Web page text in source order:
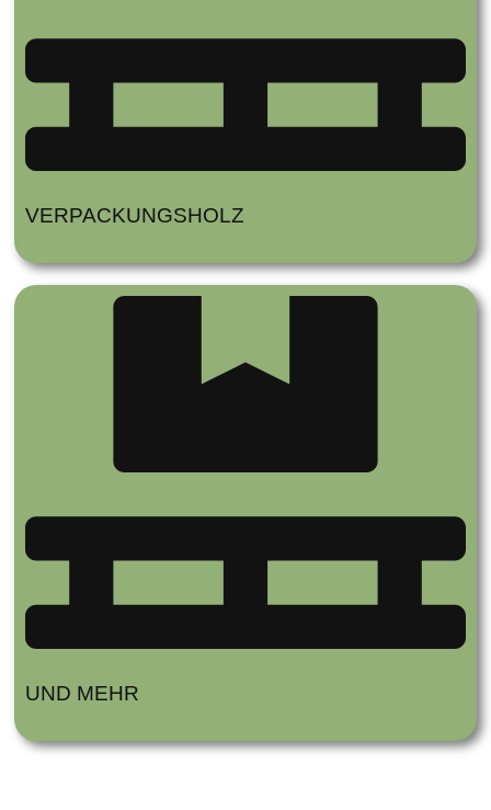
VERPACKUNGSHOLZ
UND MEHR